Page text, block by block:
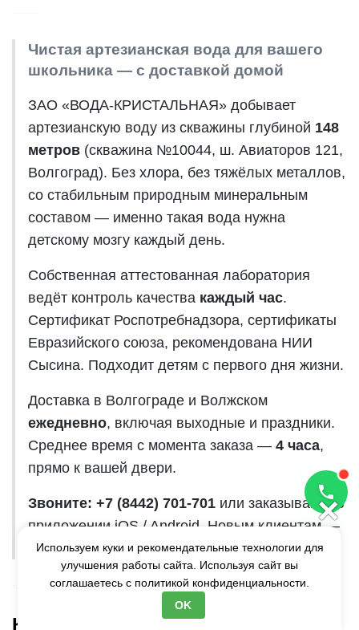
Чистая артезианская вода для вашего
школьника — с доставкой домой
ЗАО «ВОДА-КРИСТАЛЬНАЯ» добывает
артезианскую воду из скважины глубиной 148
метров (скважина №10044, ш. Авиаторов 121,
Волгоград). Без хлора, без тяжёлых металлов,
со стабильным природным минеральным
составом — именно такая вода нужна
детскому мозгу каждый день.
Собственная аттестованная лаборатория
ведёт контроль качества каждый час.
Сертификат Роспотребнадзора, сертификаты
Евразийского союза, рекомендована НИИ
Сысина. Подходит детям с первого дня жизни.
Доставка в Волгограде и Волжском
ежедневно, включая выходные и праздники.
Среднее время с момента заказа — 4 часа,
прямо к вашей двери.
Звоните: +7 (8442) 701-701 или заказывайте в
приложении iOS / Android. Новым клиентам —
стартовый набор со скидкой.
Кратко: чеклист родителя,
×
Используем куки и рекомендательные технологии для
улучшения работы сайта. Используя сайт вы
соглашаетесь с политикой конфиденциальности.
OK